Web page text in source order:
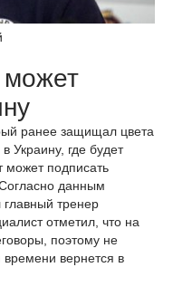
ранее защищал цвета
Украину, где будет
может подписать
данным
тренер
отметил, что на
поэтому не
вернется в